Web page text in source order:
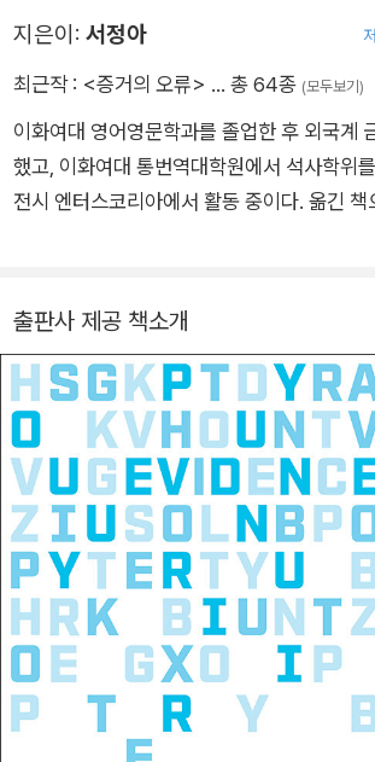
성과는 주로 일탈 사회학, 예술 사회학, 음악
다. 특히 1963년에 출판된 『아웃사이더
출판된 『예술계(Art Worlds)』에서는 예술이
라는 아이디어를 전개했다. 그 외에도 『학자
or Social Scientists)』, 『사회에 대해 말하
등 10여 권이 넘는 저작을 집필했다. 그는 사
문화, 조직 문화, 상징적 상호작용론의 발전
이런 공로를 인정받아 학계의 대표적인 상들
지은이: 서정아
최근작 : <증거의 오류> … 총 64종 (모두보기)
이화여대 영어영문학과를 졸업한 후 외국계
했고, 이화여대 통번역대학원에서 석사학위
전시 엔터스코리아에서 활동 중이다. 옮긴 책
출판사 제공 책소개